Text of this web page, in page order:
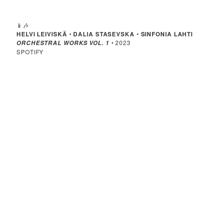
📱🎶
HELVI LEIVISKÄ • DALIA STASEVSKA • SINFONIA LAHTI
ORCHESTRAL WORKS VOL. 1 • 2023
SPOTIFY